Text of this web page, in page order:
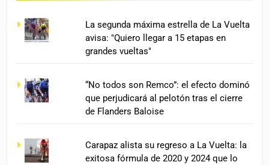
La segunda máxima estrella de La Vuelta
avisa: "Quiero llegar a 15 etapas en
grandes vueltas"
“No todos son Remco”: el efecto dominó
que perjudicará al pelotón tras el cierre
de Flanders Baloise
Carapaz alista su regreso a La Vuelta: la
exitosa fórmula de 2020 y 2024 que lo